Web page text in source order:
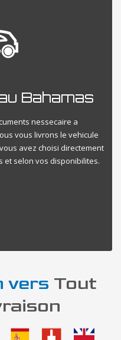
Bahamas
nessecaire a
vous livrons le vehicule
avez choisi directement
et selon vos disponibilites.
vers Tout